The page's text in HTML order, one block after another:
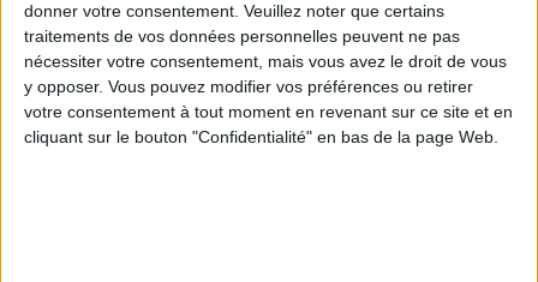
donner votre consentement. Veuillez noter que certains
traitements de vos données personnelles peuvent ne pas
nécessiter votre consentement, mais vous avez le droit de vous
y opposer. Vous pouvez modifier vos préférences ou retirer
votre consentement à tout moment en revenant sur ce site et en
cliquant sur le bouton "Confidentialité" en bas de la page Web.
LES SPF 50 QUI DONNENT ENVIE DE SE TARTINER